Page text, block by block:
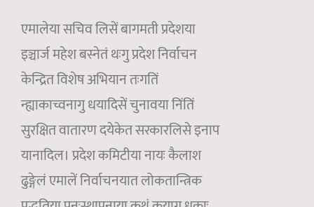
एमालेया सचिव लिसें बागमती प्रदेशया
इञ्चार्ज महेश बस्नेतं थःगु प्रदेश निर्वाचन
केन्द्रित विशेष अभियान तःगतिं
न्ह्याकाच्वनागु धयादिसें चुनावया निंतिं
सुरक्षित वातारण दयेकेत सरकारलिसे इनाप
यानादिल। प्रदेश कमिटीया नायः कैलाश
ढुङ्गेलं एमालें निर्वाचनयात लोकतान्त्रिक